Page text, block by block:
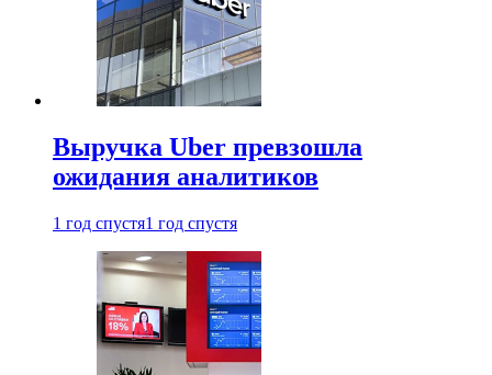
Выручка Uber превзошла
ожидания аналитиков
1 год спустя1 год спустя